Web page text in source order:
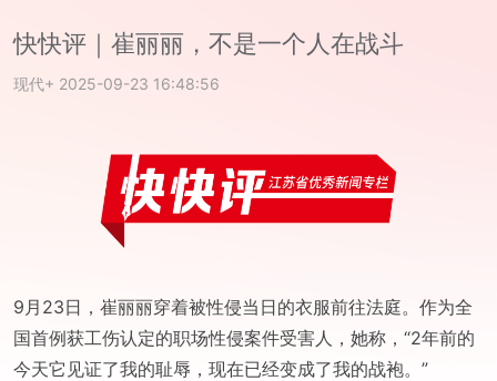
快快评｜崔丽丽，不是一个人在战斗
现代+ 2025-09-23 16:48:56
9月23日，崔丽丽穿着被性侵当日的衣服前往法庭。作为全
国首例获工伤认定的职场性侵案件受害人，她称，“2年前的
今天它见证了我的耻辱，现在已经变成了我的战袍。”